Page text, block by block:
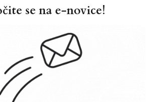
se na e-novice!